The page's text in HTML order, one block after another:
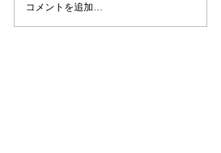
糸島で失敗しない！塾選
び糸島のコツを徹底解説
コメントを追加…